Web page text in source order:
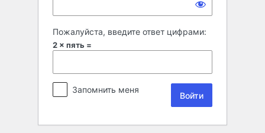
Пожалуйста, введите ответ цифрами:
2 × пять =
Запомнить меня